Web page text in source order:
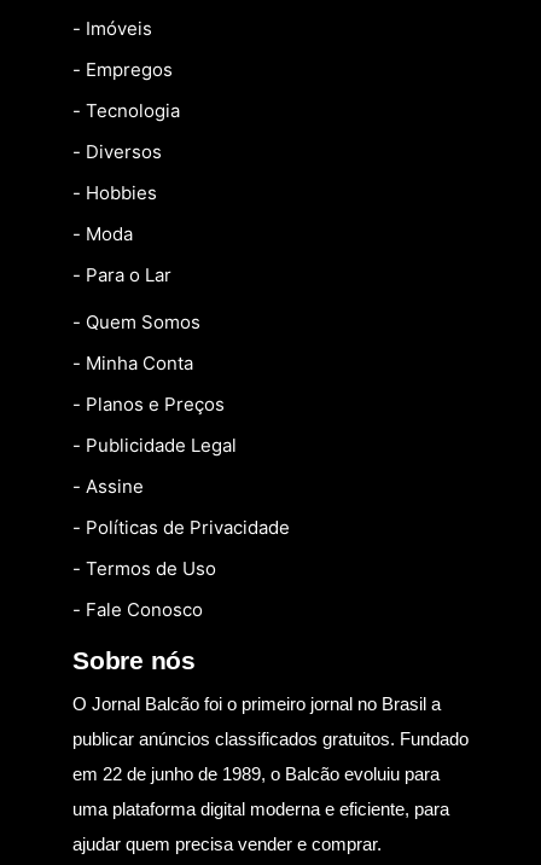
- Imóveis
- Empregos
- Tecnologia
- Diversos
- Hobbies
- Moda
- Para o Lar
- Quem Somos
- Minha Conta
- Planos e Preços
- Publicidade Legal
- Assine
- Políticas de Privacidade
- Termos de Uso
- Fale Conosco
Sobre nós
O Jornal Balcão foi o primeiro jornal no Brasil a
publicar anúncios classificados gratuitos. Fundado
em 22 de junho de 1989, o Balcão evoluiu para
uma plataforma digital moderna e eficiente, para
ajudar quem precisa vender e comprar.